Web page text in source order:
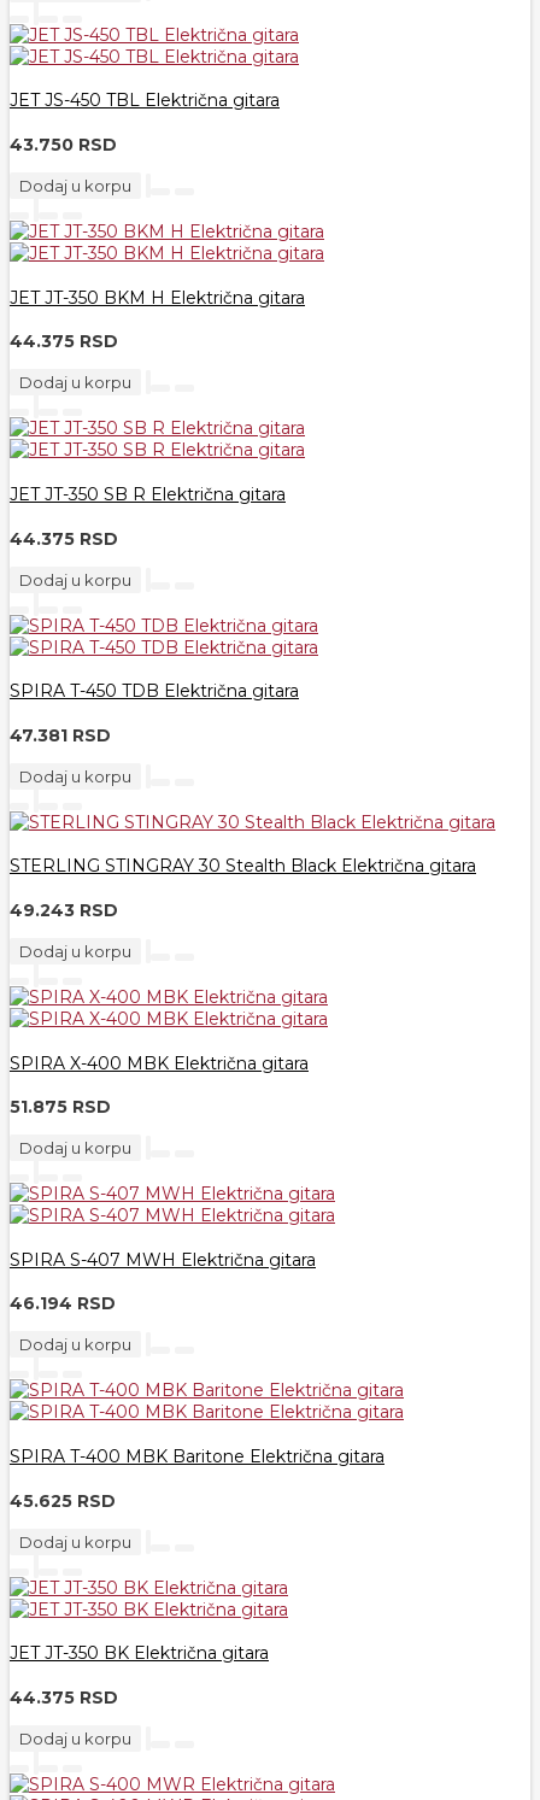
JET JS-450 TBL Električna gitara
43.750 RSD
Dodaj u korpu
JET JT-350 BKM H Električna gitara
44.375 RSD
Dodaj u korpu
JET JT-350 SB R Električna gitara
44.375 RSD
Dodaj u korpu
SPIRA T-450 TDB Električna gitara
47.381 RSD
Dodaj u korpu
STERLING STINGRAY 30 Stealth Black Električna gitara
49.243 RSD
Dodaj u korpu
SPIRA X-400 MBK Električna gitara
51.875 RSD
Dodaj u korpu
SPIRA S-407 MWH Električna gitara
46.194 RSD
Dodaj u korpu
SPIRA T-400 MBK Baritone Električna gitara
45.625 RSD
Dodaj u korpu
JET JT-350 BK Električna gitara
44.375 RSD
Dodaj u korpu